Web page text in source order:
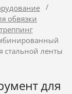
/
обвязки
стальной ленты
для